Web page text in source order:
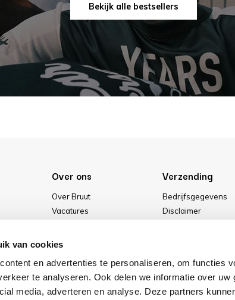
van cookies
en advertenties te personaliseren, om functies
te analyseren. Ook delen we informatie over uw
media, adverteren en analyse. Deze partners
Bekijk alle bestsellers
Over ons
Over Bruut
Vacatures
Onze winkel
Verzending
Bedrijfsgegevens
Disclaimer